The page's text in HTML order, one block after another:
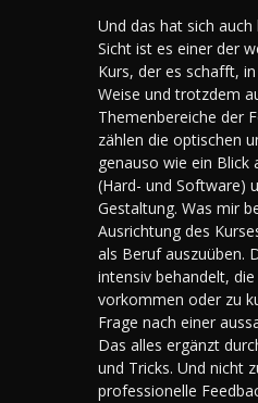
Und das hat sich
Sicht ist es einer der
Kurs, der es schafft,
Weise und trotzdem
Themenbereiche der
zählen die optischen
genauso wie ein Blick
(Hard- und Software)
Gestaltung. Was mir
Ausrichtung des
als Beruf auszuüben.
intensiv behandelt,
vorkommen oder zu
Frage nach einer
Das alles ergänzt
und Tricks. Und nicht
professionelle